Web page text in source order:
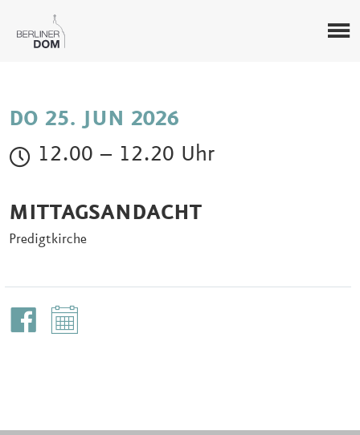
DO 25. JUN 2026
12.00 – 12.20 Uhr
MITTAGSANDACHT
Predigtkirche